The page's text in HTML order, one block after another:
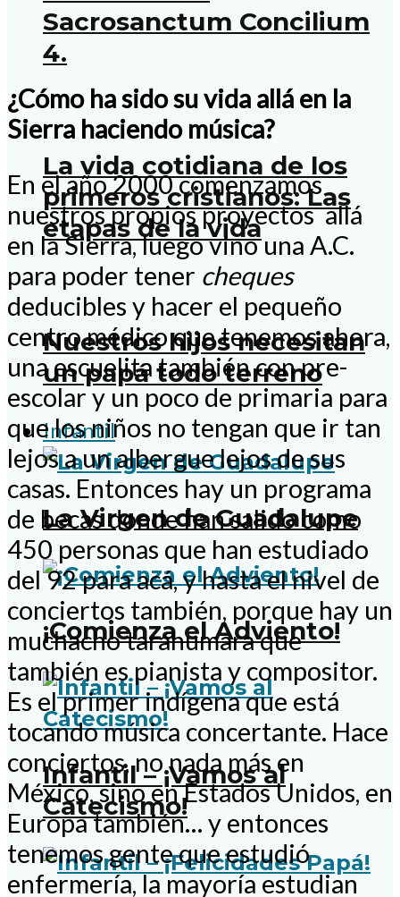
Sacrosanctum Concilium
4.
La vida cotidiana de los
primeros cristianos: Las
etapas de la vida
Nuestros hijos necesitan
un papá todo terreno
Infantil
La Virgen de Guadalupe
¡Comienza el Adviento!
Infantil – ¡Vamos al
Catecismo!
¿Cómo ha sido su vida allá en la
Sierra haciendo música?
En el año 2000 comenzamos
nuestros propios proyectos allá
en la Sierra, luego vino una A.C.
para poder tener cheques
deducibles y hacer el pequeño
centro médico que tenemos ahora,
una escuelita también con pre-
escolar y un poco de primaria para
que los niños no tengan que ir tan
lejos a un albergue lejos de sus
casas. Entonces hay un programa
de becas donde han salido como
450 personas que han estudiado
del 92 para acá, y hasta el nivel de
conciertos también, porque hay un
muchacho tarahumara que
también es pianista y compositor.
Es el primer indígena que está
tocando música concertante. Hace
conciertos, no nada más en
México, sino en Estados Unidos, en
Europa también… y entonces
tenemos gente que estudió
enfermería, la mayoría estudian